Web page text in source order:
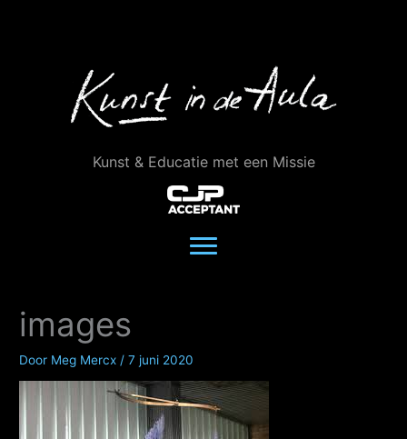
Kunst & Educatie met een Missie
images
Door Meg Mercx /7 juni 2020